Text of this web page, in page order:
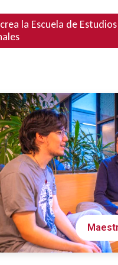
la Escuela de